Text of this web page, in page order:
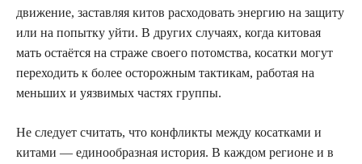
движение, заставляя китов расходовать энергию на защиту
или на попытку уйти. В других случаях, когда китовая
мать остаётся на страже своего потомства, косатки могут
переходить к более осторожным тактикам, работая на
меньших и уязвимых частях группы.
Не следует считать, что конфликты между косатками и
китами — единообразная история. В каждом регионе и в